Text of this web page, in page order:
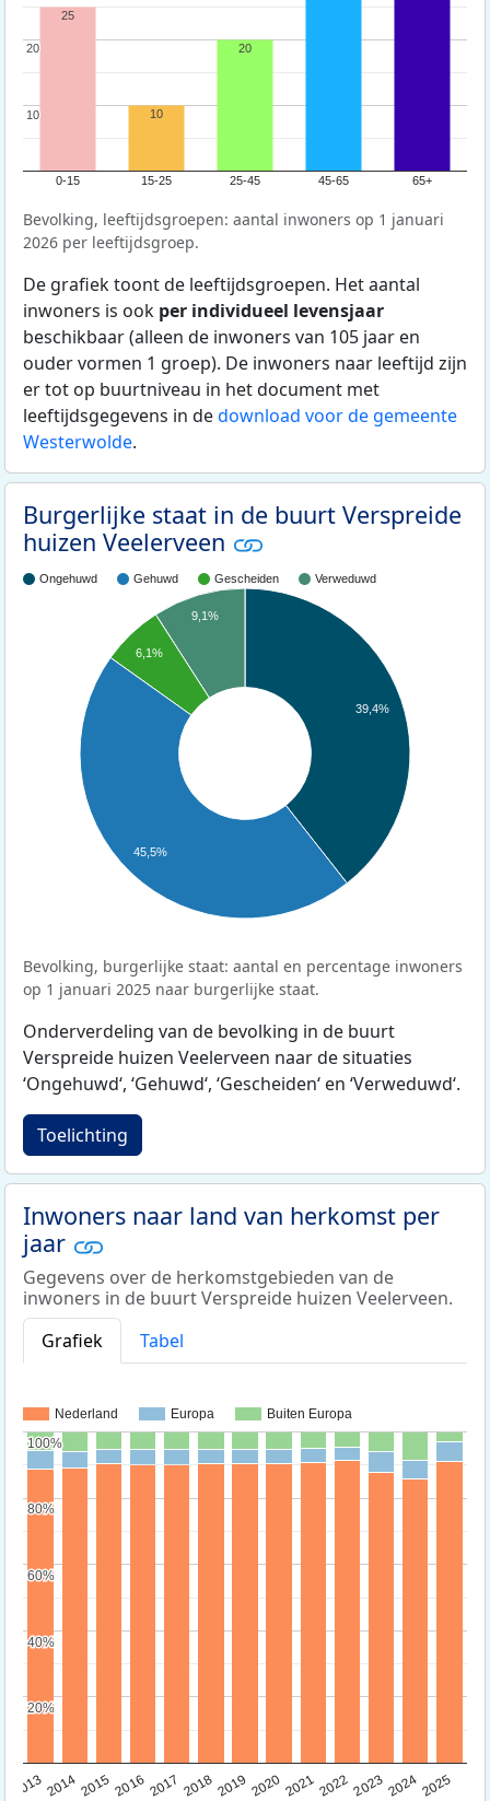
0-15 15-25 25-45 45-65 65+
10
10
20
20
25
10
20
Bevolking, leeftijdsgroepen: aantal inwoners op 1 januari
2026 per leeftijdsgroep.
De grafiek toont de leeftijdsgroepen. Het aantal
inwoners is ook per individueel levensjaar
beschikbaar (alleen de inwoners van 105 jaar en
ouder vormen 1 groep). De inwoners naar leeftijd zijn
er tot op buurtniveau in het document met
leeftijdsgegevens in dedownload voor de gemeente
Westerwolde.
Burgerlijke staat in de buurt Verspreide
huizen Veelerveen
Ongehuwd Gehuwd Gescheiden Verweduwd
39,4%
9,1%
6,1%
45,5%
Bevolking, burgerlijke staat: aantal en percentage inwoners
op 1 januari 2025 naar burgerlijke staat.
Onderverdeling van de bevolking in de buurt
Verspreide huizen Veelerveen naar de situaties
‘Ongehuwd‘, ‘Gehuwd‘, ‘Gescheiden‘ en ‘Verweduwd‘.
Toelichting
Inwoners naar land van herkomst per
jaar
Gegevens over de herkomstgebieden van de
inwoners in de buurt Verspreide huizen Veelerveen.
Grafiek
Tabel
Nederland Europa Buiten Europa
20132014201520162017 20182019 202020212022202320242025
20%
20%
40%
40%
60%
60%
80%
80%
100%
100%